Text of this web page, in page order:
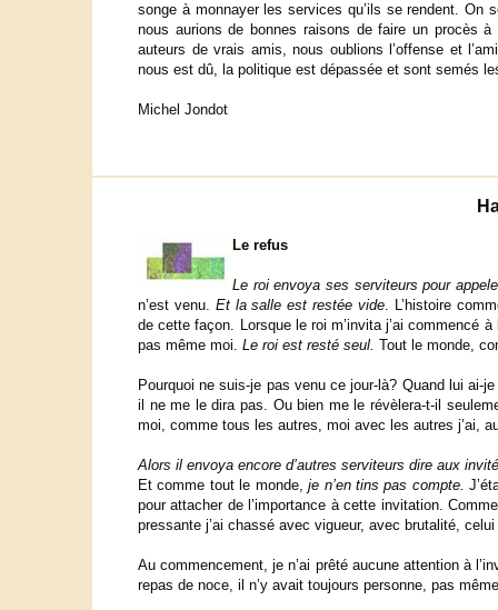
songe à monnayer les services qu’ils se rendent. On
nous aurions de bonnes raisons de faire un procès
auteurs de vrais amis, nous oublions l’offense et
nous est dû, la politique est dépassée et sont semés
Michel Jondot
Le refus
Le roi envoya ses serviteurs pour
n’est venu. Et la salle est restée vide. L’histoire
de cette façon. Lorsque le roi m’invita j’ai commencé
pas même moi. Le roi est resté seul. Tout le monde,
Pourquoi ne suis-je pas venu ce jour-là? Quand lui ai-
il ne me le dira pas. Ou bien me le révèlera-t-il
moi, comme tous les autres, moi avec les autres j’ai,
Alors il envoya encore d’autres serviteurs dire aux
Et comme tout le monde,je n’en tins pas compte.
pour attacher de l’importance à cette invitation.
pressante j’ai chassé avec vigueur, avec brutalité, celui
Au commencement, je n’ai prêté aucune attention à
repas de noce, il n’y avait toujours personne, pas